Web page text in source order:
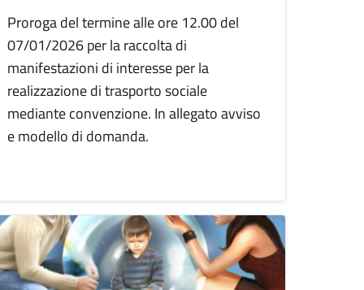
Proroga del termine alle ore 12.00 del
07/01/2026 per la raccolta di
manifestazioni di interesse per la
realizzazione di trasporto sociale
mediante convenzione. In allegato avviso
e modello di domanda.